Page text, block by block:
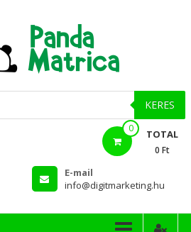
KERES
0 TOTAL
0 Ft
E-mail
info@digitmarketing.hu